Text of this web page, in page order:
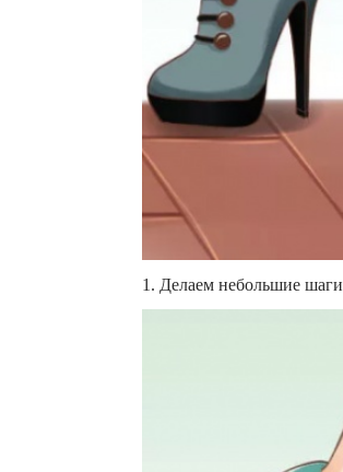
1. Делаем небольшие шаги